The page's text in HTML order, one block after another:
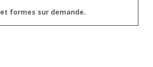
formes sur demande.